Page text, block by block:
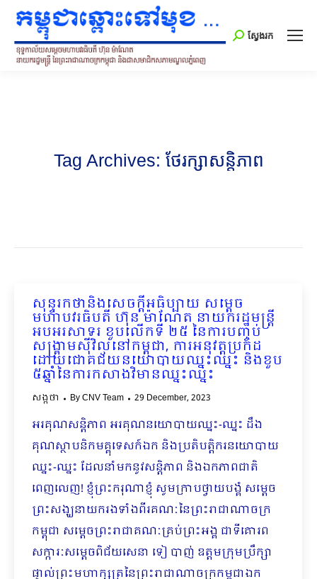
Search:
ស្វែងរក
Tag Archives: ថែរក្សាសន្តិភាព
សុន្ទរកថានិងសេចក្តីអធិប្បាយ សម្តេច
មហាបវរធិបតី ហ៊ុន ម៉ាណែត នាយករដ្ឋមន្ត្រី
អបអរសាទរ ខួបលើកទី ២៥ នៃការបញ្ចប់
សង្គ្រាមស៊ីវិលនៅកម្ពុជា, ការអនុវត្តប្រកដ
ដោយជោគជ័យនយោបាយឈ្នះឈ្នះ និងខួប
៥ឆ្នាំនៃការកសាងវិមានឈ្នះឈ្នះ
សង្កថា ByCNV Team 29 December, 2023
អរគុណសន្តិភាព អរគុណនយោបាយឈ្នះ-ឈ្នះ ដឹង
គុណស្ថាបនិកមគ្គុទេសក៍ឯក និងប្រតិបត្តិករនយោបាយ
ឈ្នះ-ឈ្នះ ដែលនាំមកនូវសន្តិភាព និងឯកភាពជាតិ
ពេញលេញ! ខ្ញុំព្រះករុណាខ្ញុំ សូមក្រាបថ្វាយបង្គំ សម្ដេច
ព្រះសង្ឃនាយករងទាំងពីរគណៈនៃព្រះរាជាណាចក្រ
កម្ពុជា សម្ដេចព្រះរាជាគណៈគ្រប់ព្រះអង្គ ជាទីគោរព
សក្ការៈសម្ដេចពិជ័យសេនា ទៀ បាញ់ ឧត្ដមក្រុមប្រឹក្សា
ផ្ទាល់ព្រះមហាក្សត្រនៃព្រះរាជាណាចក្រកម្ពុជាឯក